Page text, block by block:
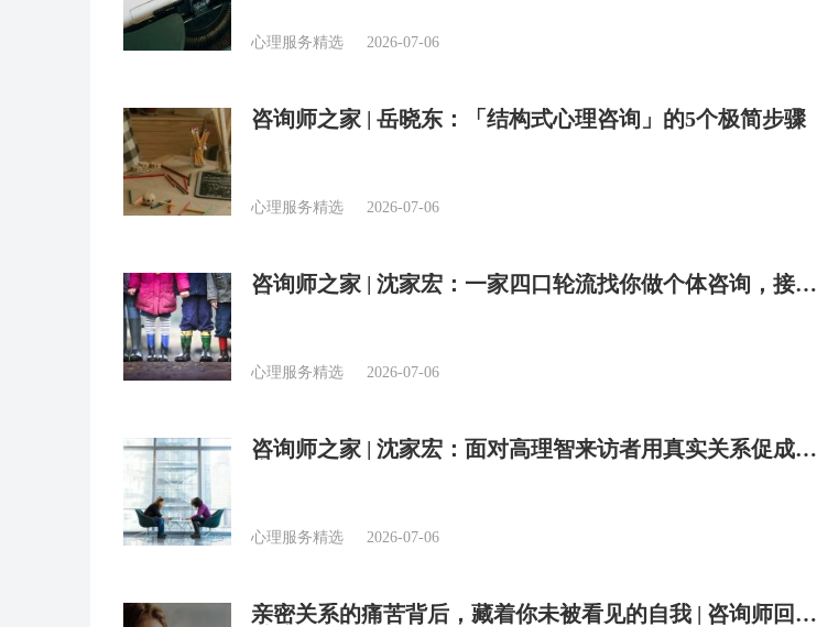
心理服务精选 2026-07-06
咨询师之家 | 岳晓东：「结构式心理咨询」的5个极简步骤
心理服务精选 2026-07-06
咨询师之家 | 沈家宏：一家四口轮流找你做个体咨询，接不
心理服务精选 2026-07-06
咨询师之家 | 沈家宏：面对高理智来访者用真实关系促成改
心理服务精选 2026-07-06
亲密关系的痛苦背后，藏着你未被看见的自我 | 咨询师回答